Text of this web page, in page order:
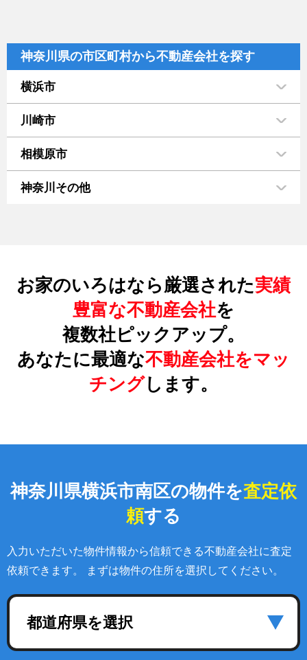
神奈川県の市区町村から不動産会社を探す
横浜市
川崎市
相模原市
神奈川その他
お家のいろはなら厳選された実績
豊富な不動産会社を
複数社ピックアップ。
あなたに最適な不動産会社をマッ
チングします。
神奈川県横浜市南区の物件を査定依
頼する
入力いただいた物件情報から信頼できる不動産会社に査定
依頼できます。 まずは物件の住所を選択してください。
都道府県を選択